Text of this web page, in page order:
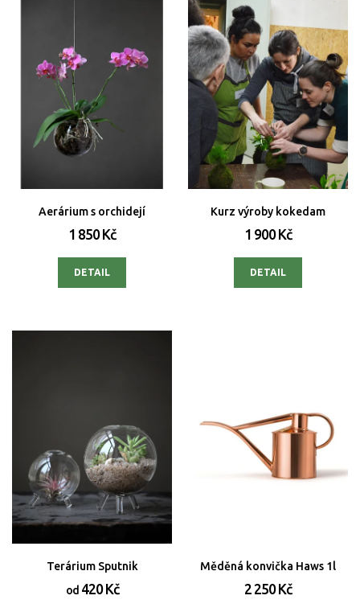
Aerárium s orchidejí
1 850 Kč
DETAIL
Kurz výroby kokedam
1 900 Kč
DETAIL
Terárium Sputnik
od420 Kč
Měděná konvička Haws 1l
2 250 Kč